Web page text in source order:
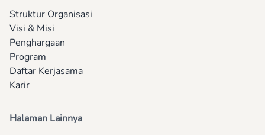
Struktur Organisasi
Visi & Misi
Penghargaan
Program
Daftar Kerjasama
Karir
Halaman Lainnya